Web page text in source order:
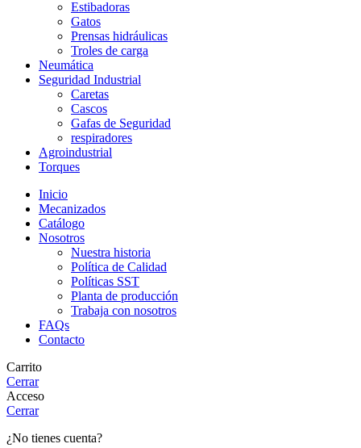
Estibadoras
Gatos
Prensas hidráulicas
Troles de carga
Neumática
Seguridad Industrial
Caretas
Cascos
Gafas de Seguridad
respiradores
Agroindustrial
Torques
Inicio
Mecanizados
Catálogo
Nosotros
Nuestra historia
Política de Calidad
Políticas SST
Planta de producción
Trabaja con nosotros
FAQs
Contacto
Carrito
Cerrar
Acceso
Cerrar
¿No tienes cuenta?